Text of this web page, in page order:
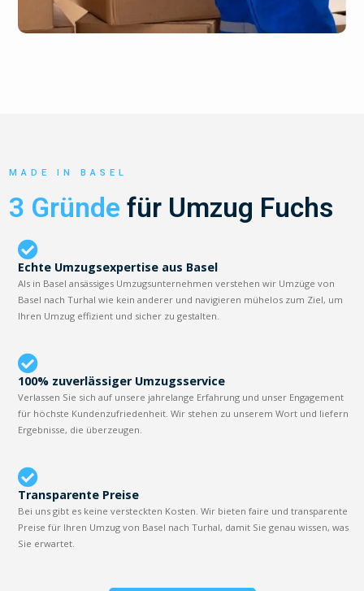
MADE IN BASEL
3 Gründe für Umzug Fuchs
Echte Umzugsexpertise aus Basel
Als in Basel ansässiges Umzugsunternehmen verstehen wir Umzüge von
Basel nach Turhal wie kein anderer und navigieren mühelos zum Ziel, um
Ihren Umzug effizient und sicher zu gestalten.
100% zuverlässiger Umzugsservice
Verlassen Sie sich auf unsere jahrelange Erfahrung und unser Engagement
für höchste Kundenzufriedenheit. Wir stehen zu unserem Wort und liefern
Ergebnisse, die überzeugen.
Transparente Preise
Bei uns gibt es keine versteckten Kosten. Wir bieten faire und transparente
Preise für Ihren Umzug von Basel nach Turhal, damit Sie genau wissen, was
Sie erwartet.